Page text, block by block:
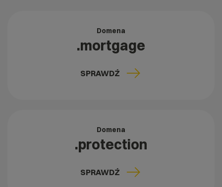
Domena
.mortgage
SPRAWDŹ
Domena
.protection
SPRAWDŹ